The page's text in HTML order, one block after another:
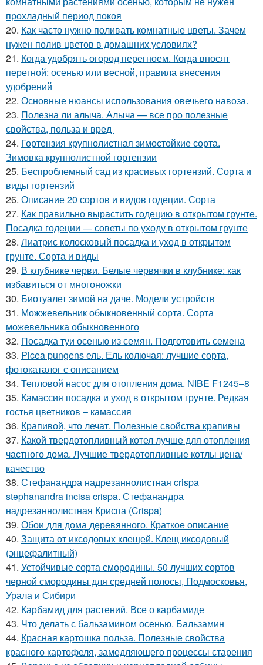
прохладный период покоя
20. Как часто нужно поливать комнатные цветы. Зачем
нужен полив цветов в домашних условиях?
21. Когда удобрять огород перегноем. Когда вносят
перегной: осенью или весной, правила внесения
удобрений
22. Основные нюансы использования овечьего навоза.
23. Полезна ли алыча. Алыча — все про полезные
свойства, польза и вред
24. Гортензия крупнолистная зимостойкие сорта.
Зимовка крупнолистной гортензии
25. Беспроблемный сад из красивых гортензий. Сорта и
виды гортензий
26. Описание 20 сортов и видов годеции. Сорта
27. Как правильно вырастить годецию в открытом грунте.
Посадка годеции — советы по уходу в открытом грунте
28. Лиатрис колосковый посадка и уход в открытом
грунте. Сорта и виды
29. В клубнике черви. Белые червячки в клубнике: как
избавиться от многоножки
30. Биотуалет зимой на даче. Модели устройств
31. Можжевельник обыкновенный сорта. Сорта
можевельника обыкновенного
32. Посадка туи осенью из семян. Подготовить семена
33. Picea pungens ель. Ель колючая: лучшие сорта,
фотокаталог с описанием
34. Тепловой насос для отопления дома. NIBE F1245–8
35. Камассия посадка и уход в открытом грунте. Редкая
гостья цветников – камассия
36. Крапивой, что лечат. Полезные свойства крапивы
37. Какой твердотопливный котел лучше для отопления
частного дома. Лучшие твердотопливные котлы цена/
качество
38. Стефанандра надрезаннолистная crispa
stephanandra incisa crispa. Стефанандра
надрезаннолистная Криспа (Crispa)
39. Обои для дома деревянного. Краткое описание
40. Защита от иксодовых клещей. Клещ иксодовый
(энцефалитный)
41. Устойчивые сорта смородины. 50 лучших сортов
черной смородины для средней полосы, Подмосковья,
Урала и Сибири
42. Карбамид для растений. Все о карбамиде
43. Что делать с бальзамином осенью. Бальзамин
44. Красная картошка польза. Полезные свойства
красного картофеля, замедляющего процессы старения